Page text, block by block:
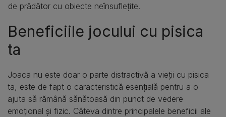
de prădător cu obiecte neînsuflețite.
Beneficiile jocului cu pisica
ta
Joaca nu este doar o parte distractivă a vieții cu pisica
ta, este de fapt o caracteristică esențială pentru a o
ajuta să rămână sănătoasă din punct de vedere
emoțional și fizic. Câteva dintre principalele beneficii ale